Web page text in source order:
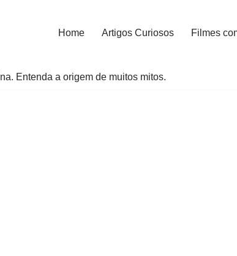
Home Artigos Curiosos Filmes
Entenda a origem de muitos mitos.